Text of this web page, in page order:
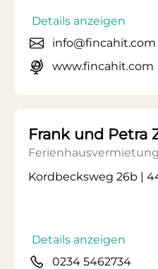
Details anzeigen
info@fincahit.com
www.fincahit.com
Frank und Petra
Ferienhausvermietung
Kordbecksweg 26b |
Details anzeigen
0234 5462734